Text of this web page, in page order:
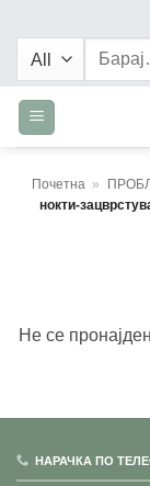
content
Барај:
Почетна »
нокти-
Не се
НАРАЧКА ПО